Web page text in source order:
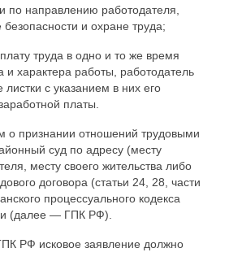
по направлению работодателя,
безопасности и охране труда;
труда в одно и то же время
и характера работы, работодатель
с указанием в них его
платы.
о признании отношений трудовыми
суд по адресу (месту
месту своего жительства либо
договора (статьи 24, 28, части
процессуального кодекса
(далее — ГПК РФ).
РФ исковое заявление должно